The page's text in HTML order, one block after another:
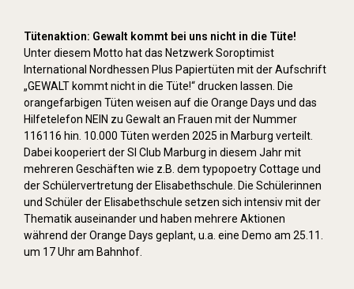
Tütenaktion: Gewalt kommt bei uns nicht in die Tüte!
Unter diesem Motto hat das Netzwerk Soroptimist
International Nordhessen Plus Papiertüten mit der Aufschrift
„GEWALT kommt nicht in die Tüte!“ drucken lassen. Die
orangefarbigen Tüten weisen auf die Orange Days und das
Hilfetelefon NEIN zu Gewalt an Frauen mit der Nummer
116116 hin. 10.000 Tüten werden 2025 in Marburg verteilt.
Dabei kooperiert der SI Club Marburg in diesem Jahr mit
mehreren Geschäften wie z.B. dem typopoetry Cottage und
der Schülervertretung der Elisabethschule. Die Schülerinnen
und Schüler der Elisabethschule setzen sich intensiv mit der
Thematik auseinander und haben mehrere Aktionen
während der Orange Days geplant, u.a. eine Demo am 25.11.
um 17 Uhr am Bahnhof.